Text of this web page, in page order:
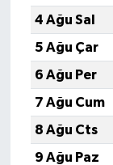
4 Ağu Sal
5 Ağu Çar
6 Ağu Per
7 Ağu Cum
8 Ağu Cts
9 Ağu Paz